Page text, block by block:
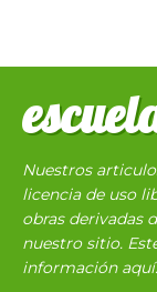
Nuestros
licencia de uso
obras derivadas
nuestro sitio.
información aquí.